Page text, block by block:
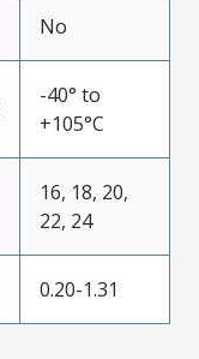
No
-40° to
+105°C
16, 18, 20,
22, 24
0.20-1.31